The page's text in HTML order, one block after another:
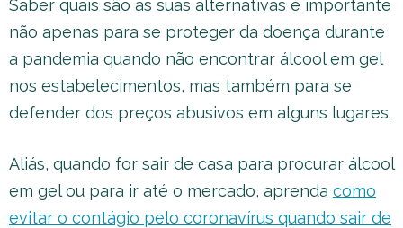
Saber quais são as suas alternativas é importante
não apenas para se proteger da doença durante
a pandemia quando não encontrar álcool em gel
nos estabelecimentos, mas também para se
defender dos preços abusivos em alguns lugares.
Aliás, quando for sair de casa para procurar álcool
em gel ou para ir até o mercado, aprenda como
evitar o contágio pelo coronavírus quando sair de